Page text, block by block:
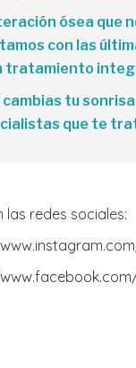
ósea que
con las
tratamiento
cambias tu
que te
las redes sociales: